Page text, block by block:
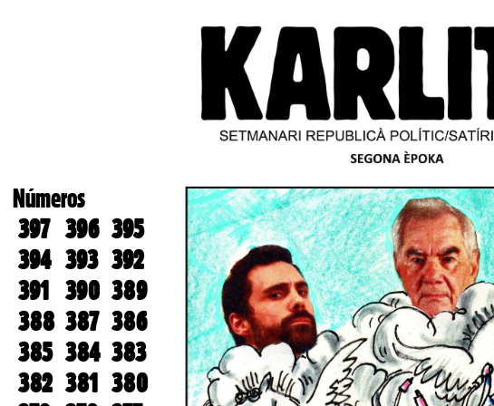
Números
397 396 395
394 393 392
391 390 389
388 387 386
385 384 383
382 381 380